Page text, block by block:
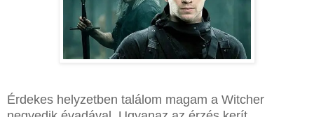
Érdekes helyzetben találom magam a Witcher